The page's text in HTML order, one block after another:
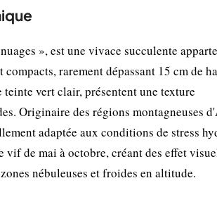
», est une vivace succulente
rarement dépassant 15 cm de
vert clair, présentent une texture
Originaire des régions montagneuses
adaptée aux conditions de stress
de mai à octobre, créant des effet
nébuleuses et froides en altitude.